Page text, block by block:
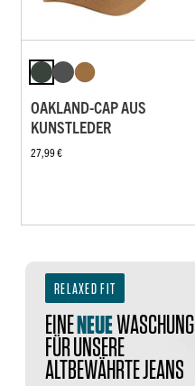
OAKLAND-CAP AUS
KUNSTLEDER
27,99 €
RELAXED FIT
EINENEUEWASCHUNG
FÜR UNSERE
ALTBEWÄHRTE JEANS